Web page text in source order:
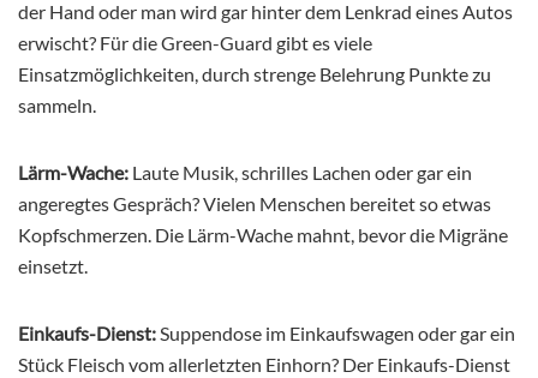
der Hand oder man wird gar hinter dem Lenkrad eines Autos
erwischt? Für die Green-Guard gibt es viele
Einsatzmöglichkeiten, durch strenge Belehrung Punkte zu
sammeln.
Lärm-Wache: Laute Musik, schrilles Lachen oder gar ein
angeregtes Gespräch? Vielen Menschen bereitet so etwas
Kopfschmerzen. Die Lärm-Wache mahnt, bevor die Migräne
einsetzt.
Einkaufs-Dienst:Suppendose im Einkaufswagen oder gar ein
Stück Fleisch vom allerletzten Einhorn? Der Einkaufs-Dienst